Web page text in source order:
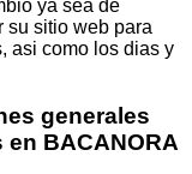
ya sea de
su sitio web para
asi como los dias y
generales
BACANORA